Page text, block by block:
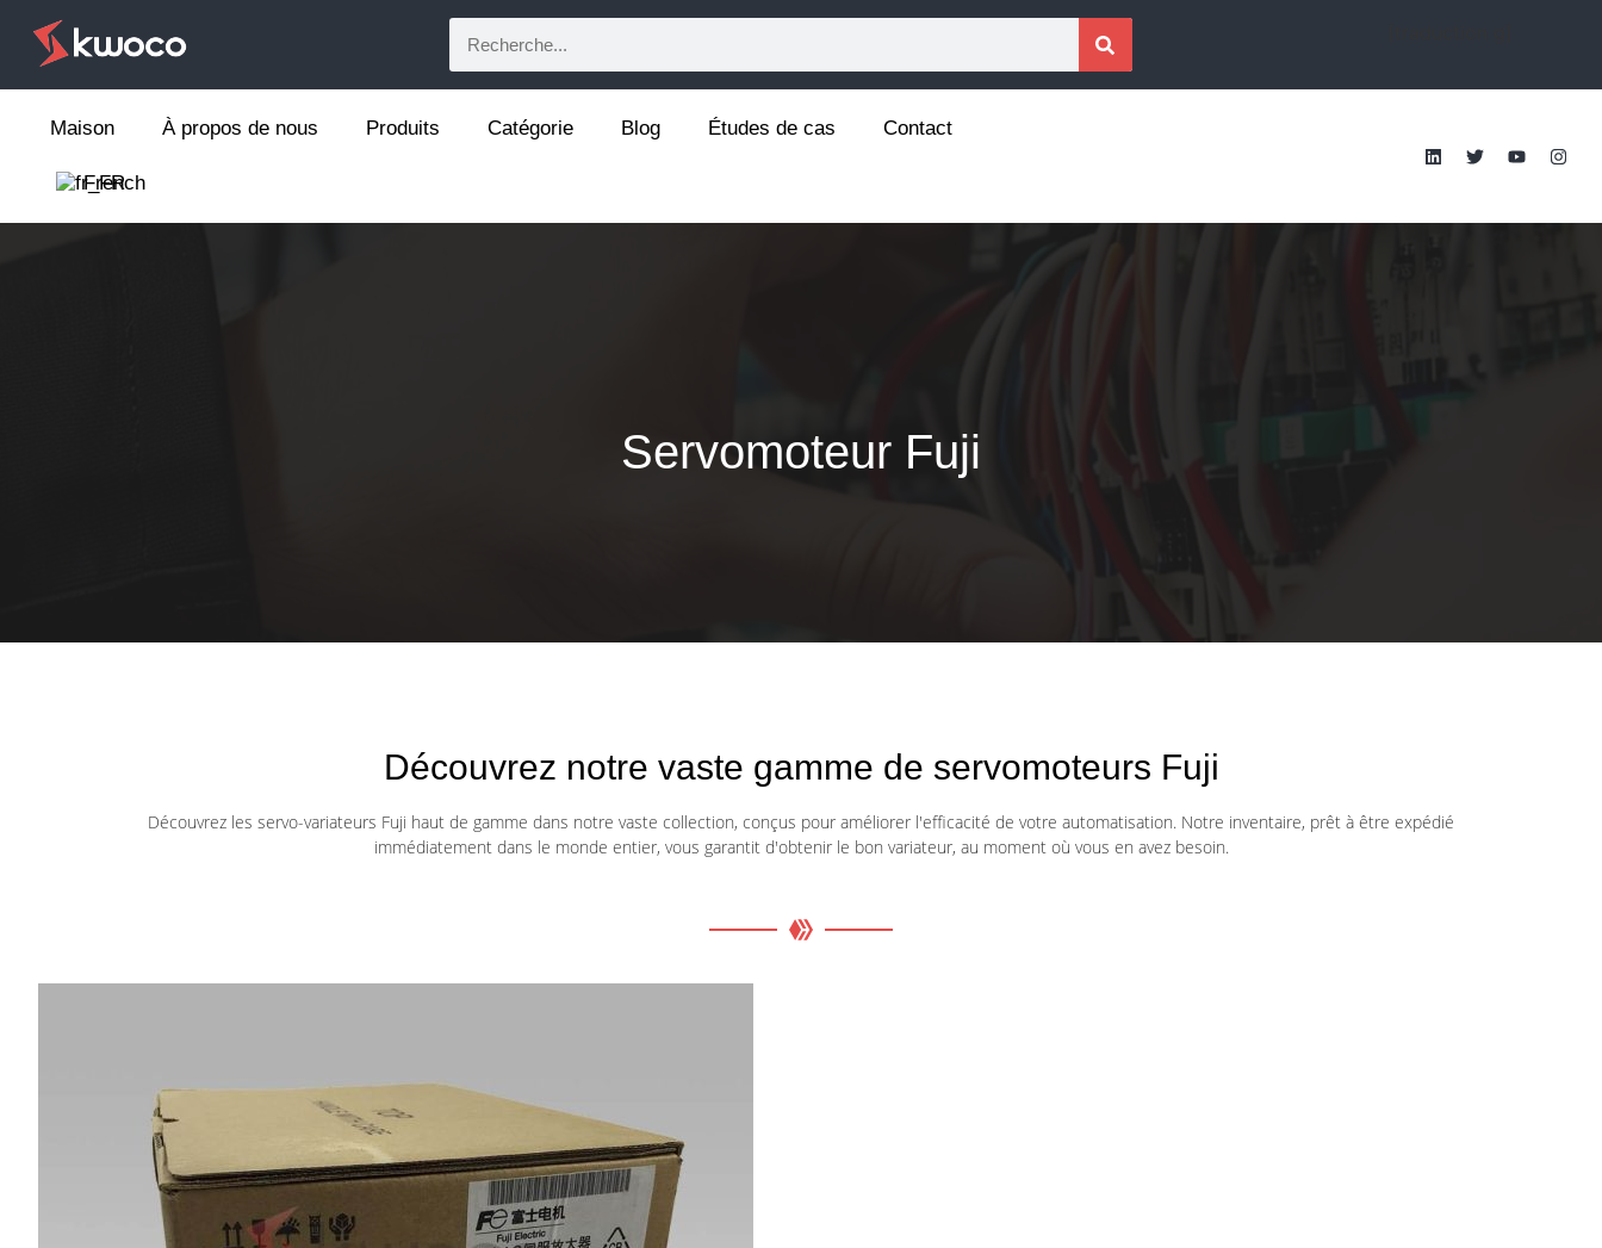
Maison À propos de nous Produits Catégorie Blog Études de cas Contact
French
Servomoteur Fuji
Découvrez notre vaste gamme de servomoteurs Fuji
Découvrez les servo-variateurs Fuji haut de gamme dans notre vaste collection, conçus pour améliorer l'efficacité de votre automatisation. Notre inventaire, prêt à être expédié
immédiatement dans le monde entier, vous garantit d'obtenir le bon variateur, au moment où vous en avez besoin.